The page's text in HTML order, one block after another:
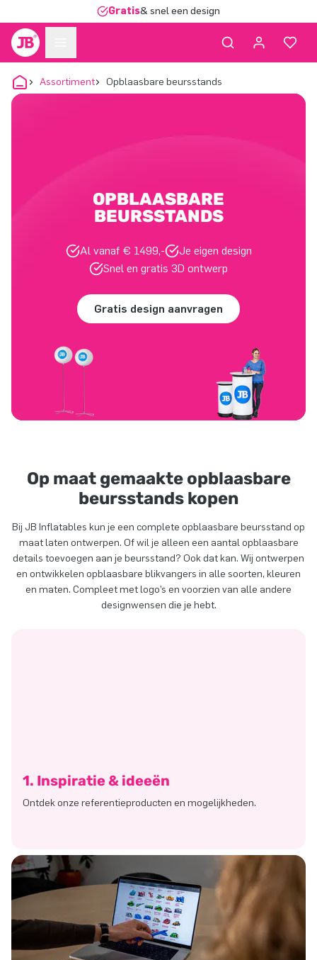
Gratis& snel een design
Assortiment Opblaasbare beursstands
OPBLAASBARE
BEURSSTANDS
Al vanaf € 1499,-
Je eigen design
Snel en gratis 3D ontwerp
Gratis design aanvragen
Op maat gemaakte opblaasbare
beursstands kopen
Bij JB Inflatables kun je een complete opblaasbare beursstand op
maat laten ontwerpen. Of wil je alleen een aantal opblaasbare
details toevoegen aan je beursstand? Ook dat kan. Wij ontwerpen
en ontwikkelen opblaasbare blikvangers in alle soorten, kleuren
en maten. Compleet met logo’s en voorzien van alle andere
designwensen die je hebt.
1. Inspiratie & ideeën
Ontdek onze referentieproducten en mogelijkheden.